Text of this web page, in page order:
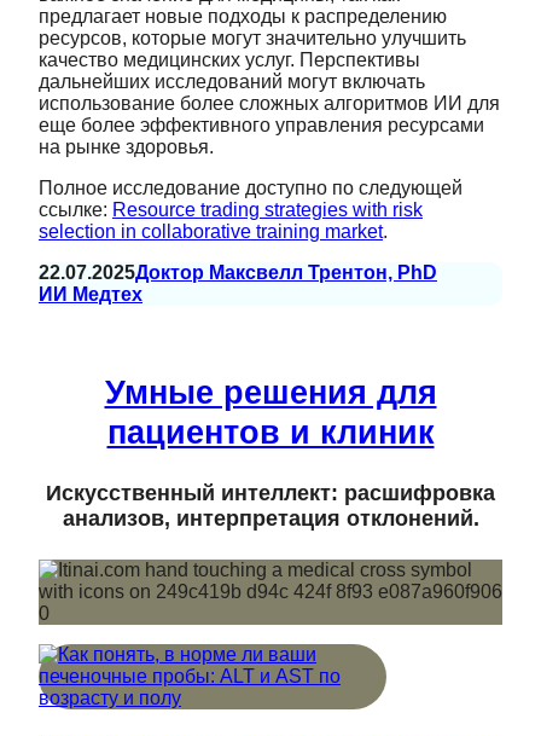
предлагает новые подходы к распределению
ресурсов, которые могут значительно улучшить
качество медицинских услуг. Перспективы
дальнейших исследований могут включать
использование более сложных алгоритмов ИИ для
еще более эффективного управления ресурсами
на рынке здоровья.
Полное исследование доступно по следующей
ссылке: Resource trading strategies with risk
selection in collaborative training market.
22.07.2025Доктор Максвелл Трентон, PhD
ИИ Медтех
Умные решения для
пациентов и клиник
Искусственный интеллект: расшифровка
анализов, интерпретация отклонений.